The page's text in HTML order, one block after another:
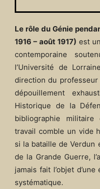
Le rôle du Génie
1916 – août 1917) est
contemporaine
l’Université de
direction du professeur
dépouillement
Historique de la
bibliographie
travail comble un vide
si la bataille de Verdun
de la Grande Guerre,
jamais fait l’objet
systématique.